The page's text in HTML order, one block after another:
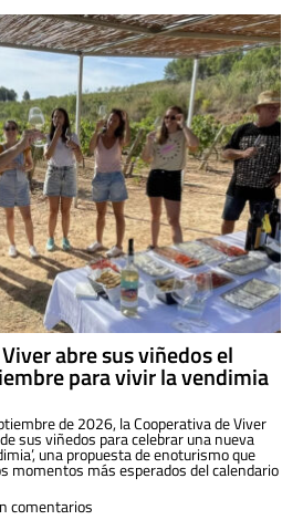
abre sus viñedos el
para vivir la vendimia
de 2026, la Cooperativa de Viver
sus viñedos para celebrar una nueva
una propuesta de enoturismo que
momentos más esperados del calendario
comentarios